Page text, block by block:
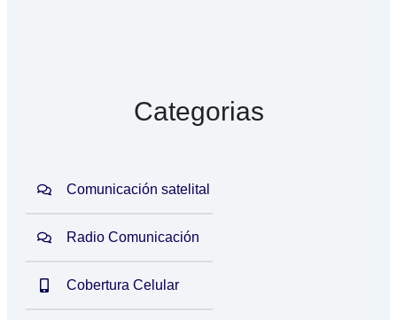
Categorias
Comunicación satelital
Radio Comunicación
Cobertura Celular